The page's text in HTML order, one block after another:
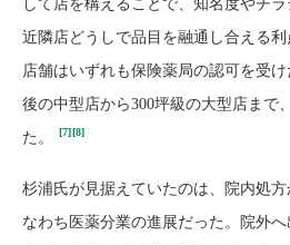
して店を構えることで、知名度やチラ
近隣店どうしで品目を融通し合える利
店舗はいずれも保険薬局の認可を受
後の中型店から300坪級の大型店まで
た。
[7][8]
杉浦氏が見据えていたのは、院内処
なわち医薬分業の進展だった。院外